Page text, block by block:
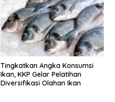
Tingkatkan Angka Konsumsi
Ikan, KKP Gelar Pelatihan
Diversifikasi Olahan Ikan